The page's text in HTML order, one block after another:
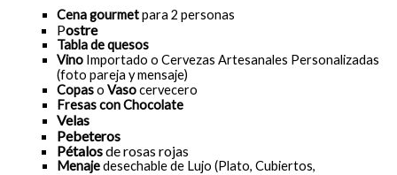
Cena gourmetpara 2 personas
Postre
Tabla de quesos
VinoImportado o Cervezas Artesanales Personalizadas
(foto pareja y mensaje)
Copaso Vasocervecero
Fresas con Chocolate
Velas
Pebeteros
Pétalosde rosas rojas
Menajedesechable de Lujo (Plato, Cubiertos,